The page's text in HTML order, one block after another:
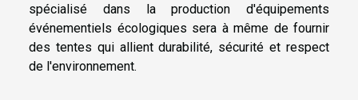
spécialisé dans la production d'équipements
événementiels écologiques sera à même de fournir
des tentes qui allient durabilité, sécurité et respect
de l'environnement.